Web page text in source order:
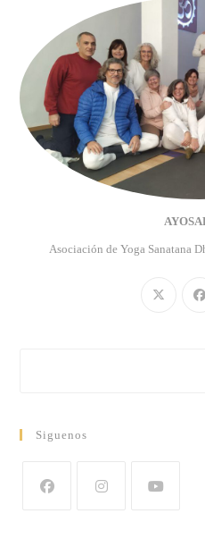
Asociación de Yoga Sanatana
Siguenos